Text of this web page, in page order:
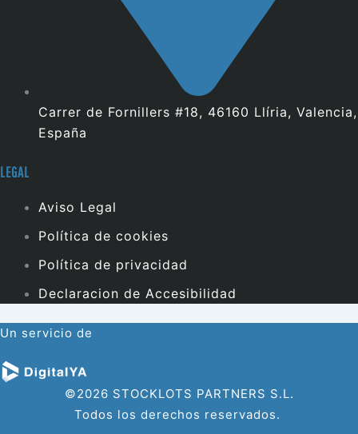
Carrer de Fornillers #18, 46160 Llíria, Valencia,
España
LEGAL
Aviso Legal
Política de cookies
Política de privacidad
Declaracion de Accesibilidad
Un servicio de
©2026 STOCKLOTS PARTNERS S.L.
Todos los derechos reservados.